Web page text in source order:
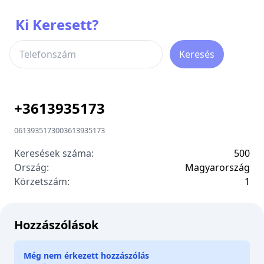
Ki Keresett?
Keresés
+3613935173
0613935173003613935173
Keresések száma:
500
Ország:
Magyarország
Körzetszám:
1
Hozzászólások
Még nem érkezett hozzászólás